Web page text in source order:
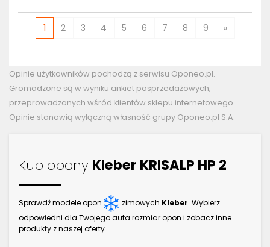
1 2 3 4 5 6 7 8 9 »
Opinie użytkowników pochodzą z serwisu Oponeo.pl.
Gromadzone są w wyniku ankiet posprzedażowych,
przeprowadzanych wśród klientów sklepu internetowego.
Opinie stanowią wyłączną własność grupy Oponeo.pl S.A.
Kup opony Kleber KRISALP HP 2
Sprawdź modele opon zimowych Kleber. Wybierz
odpowiedni dla Twojego auta rozmiar opon i zobacz inne
produkty z naszej oferty.